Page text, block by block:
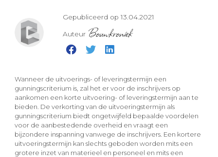
Gepubliceerd op 13.04.2021
Auteur Bouwkroniek
Wanneer de uitvoerings- of leveringstermijn een
gunningscriterium is, zal het er voor de inschrijvers op
aankomen een korte uitvoering- of leveringstermijn aan te
bieden. De verkorting van de uitvoeringstermijn als
gunningscriterium biedt ongetwijfeld bepaalde voordelen
voor de aanbestedende overheid en vraagt een
bijzondere inspanning vanwege de inschrijvers. Een kortere
uitvoeringstermijn kan slechts geboden worden mits een
grotere inzet van materieel en personeel en mits een